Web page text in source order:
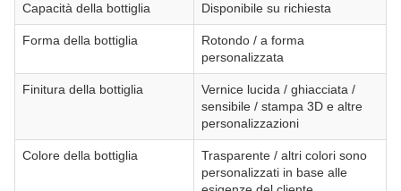
Capacità della bottiglia Disponibile su richiesta
Forma della bottiglia
Rotondo / a forma
personalizzata
Finitura della bottiglia
Vernice lucida / ghiacciata /
sensibile / stampa 3D e altre
personalizzazioni
Colore della bottiglia
Trasparente / altri colori sono
personalizzati in base alle